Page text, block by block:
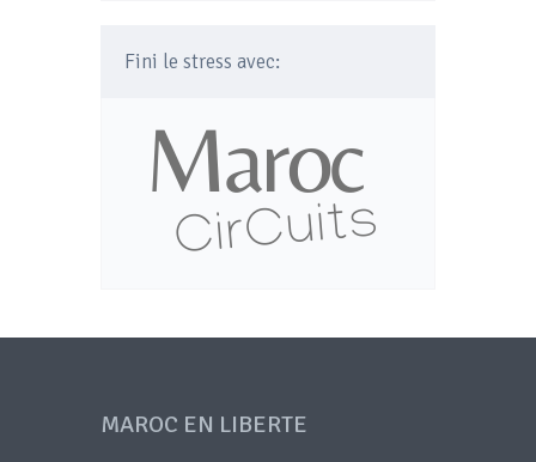
Fini le stress avec:
MAROC EN LIBERTE